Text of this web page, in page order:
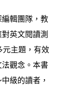
輯團隊，教
英文閱讀測
元主題，有效
觀念。本書
級的讀者，